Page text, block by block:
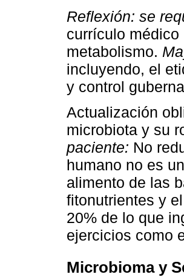
Reflexión: se
currículo
metabolismo.
incluyendo, el
y control
Actualización
microbiota y su
paciente: No
humano no es
alimento de las
fitonutrientes y
20% de lo que
ejercicios como
Microbioma y